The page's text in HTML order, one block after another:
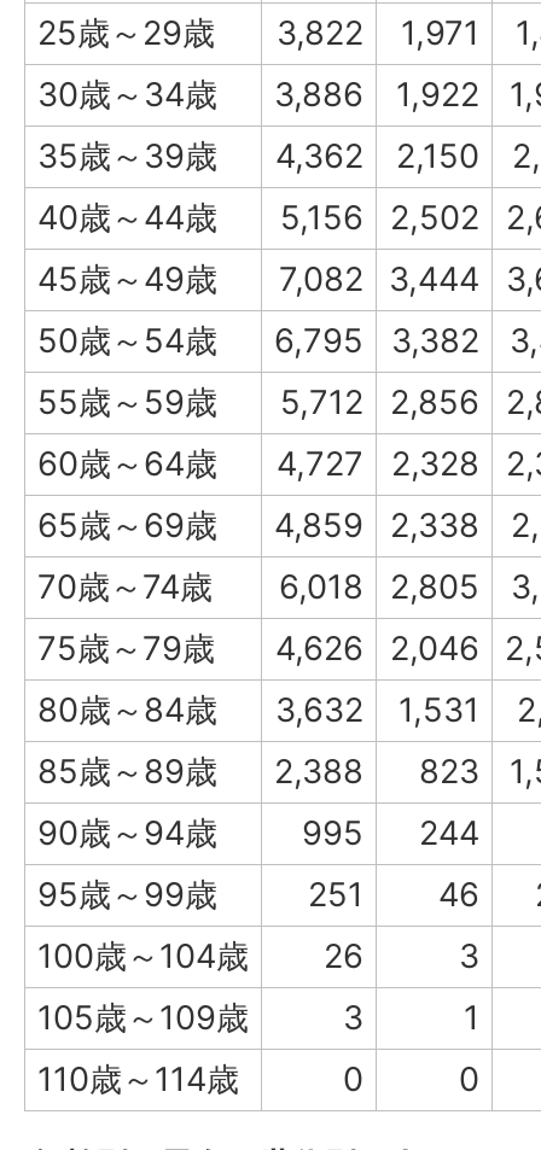
25歳～29歳
3,822 1,971
30歳～34歳
3,886 1,922
35歳～39歳
4,362 2,150
40歳～44歳
5,156 2,502
45歳～49歳
7,082 3,444
50歳～54歳
6,795 3,382
55歳～59歳
5,712 2,856
60歳～64歳
4,727 2,328
65歳～69歳
4,859 2,338
70歳～74歳
6,018 2,805
75歳～79歳
4,626 2,046
80歳～84歳
3,632 1,531
85歳～89歳
2,388 823
90歳～94歳
995 244
95歳～99歳
251 46
100歳～104歳
26
3
105歳～109歳
3
1
110歳～114歳
0 0